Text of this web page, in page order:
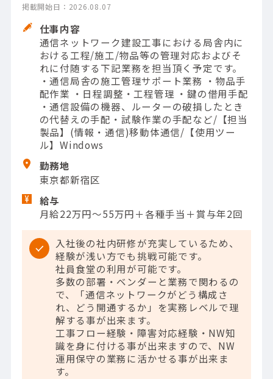
掲載開始日：2026.08.07
仕事内容
通信ネットワーク建設工事における局舎内に
おける工程/施工/物品等の管理対応およびそ
れに付随する下記業務を担当頂く予定です。
・通信局舎の施工管理サポート業務 ・物品手
配作業 ・日程調整・工程管理 ・鍵の借用手配
・通信設備の機器、ルーターの破損したとき
の代替えの手配・試験作業の手配など/【担当
製品】(情報・通信)移動体通信/【使用ツー
ル】Windows
勤務地
東京都新宿区
給与
月給22万円～55万円＋各種手当＋賞与年2回
入社後の社内研修が充実しているため、
経験が浅い方でも挑戦可能です。
社員食堂の利用が可能です。
多数の部署・ベンダーと業務で関わるの
で、「通信ネットワークがどう構成さ
れ、どう開通するか」を実務レベルで理
解する事が出来ます。
工事フロー経験・障害対応経験・NW知
識を身に付ける事が出来ますので、NW
運用保守の業務に活かせる事が出来ま
す。